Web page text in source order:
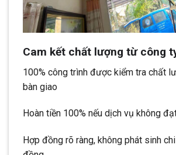
Cam kết chất lượng từ công
100% công trình được kiểm tra chất
bàn giao
Hoàn tiền 100% nếu dịch vụ không
Hợp đồng rõ ràng, không phát sinh